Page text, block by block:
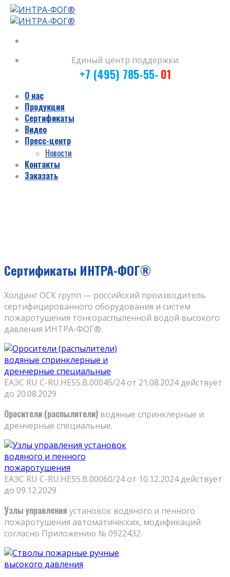
Skip
to
Единый центр поддержки:
+7 (495) 785-55-01
О нас
Продукция
Сертификаты
Видео
Пресс-центр
Новости
Контакты
Заказать
Сертификаты ИНТРА-ФОГ®
Холдинг ОСК групп — российский производитель
сертифицированного оборудования и систем
пожаротушения тонкораспыленной водой высокого
давления ИНТРА-ФОГ®.
ЕАЭС RU С-RU.НЕ55.В.00045/24 от 21.08.2024 действует
до 20.08.2029
Оросители (распылители) водяные спринклерные и
дренчерные специальные.
ЕАЭС RU С-RU.НЕ55.В.00060/24 от 10.12.2024 действует
до 09.12.2029
Узлы управления установок водяного и пенного
пожаротушения автоматических, модификаций
согласно Приложению № 0922432.